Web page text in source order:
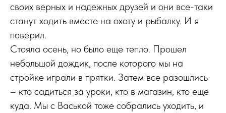
своих верных и надежных друзей и они все-таки
станут ходить вместе на охоту и рыбалку. И я
поверил.
Стояла осень, но было еще тепло. Прошел
небольшой дождик, после которого мы на
стройке играли в прятки. Затем все разошлись
– кто садиться за уроки, кто в магазин, кто еще
куда. Мы с Васькой тоже собрались уходить, и